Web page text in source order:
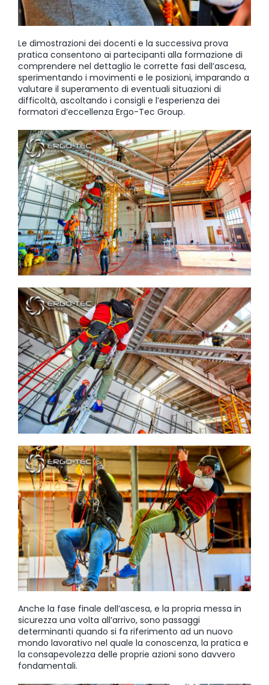
Le dimostrazioni dei docenti e la successiva prova
pratica consentono ai partecipanti alla formazione di
comprendere nel dettaglio le corrette fasi dell’ascesa,
sperimentando i movimenti e le posizioni, imparando a
valutare il superamento di eventuali situazioni di
difficoltà, ascoltando i consigli e l’esperienza dei
formatori d’eccellenza Ergo-Tec Group.
Anche la fase finale dell’ascesa, e la propria messa in
sicurezza una volta all’arrivo, sono passaggi
determinanti quando si fa riferimento ad un nuovo
mondo lavorativo nel quale la conoscenza, la pratica e
la consapevolezza delle proprie azioni sono davvero
fondamentali.